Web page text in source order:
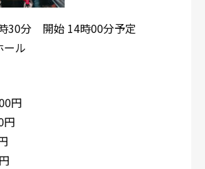
30分 開始 14時00分予定
ール
円
円